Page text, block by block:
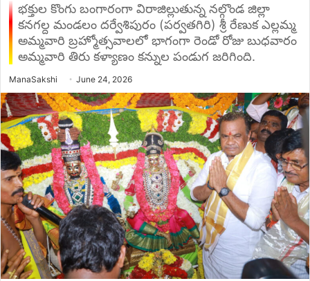
భక్తుల కొంగు బంగారంగా విరాజిల్లుతున్న నల్గొండ జిల్లా
కనగల్ద మండలం దర్వేశిపురం (పర్వతగిరి) శ్రీ రేణుక ఎల్లమ్మ
అమ్మవారి బ్రహ్మోత్సవాలలో భాగంగా రెండో రోజు బుధవారం
అమ్మవారి తిరు కళ్యాణం కన్నుల పండుగ జరిగింది.
ManaSakshi Send
email
June 24, 2026